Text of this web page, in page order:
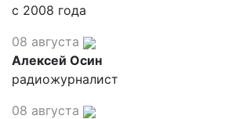
с 2008 года
08 августа
Алексей Осин
радиожурналист
08 августа